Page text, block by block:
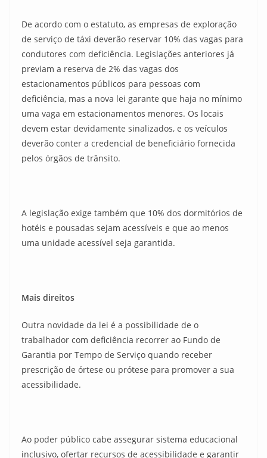
De acordo com o estatuto, as empresas de exploração
de serviço de táxi deverão reservar 10% das vagas para
condutores com deficiência. Legislações anteriores já
previam a reserva de 2% das vagas dos
estacionamentos públicos para pessoas com
deficiência, mas a nova lei garante que haja no mínimo
uma vaga em estacionamentos menores. Os locais
devem estar devidamente sinalizados, e os veículos
deverão conter a credencial de beneficiário fornecida
pelos órgãos de trânsito.
A legislação exige também que 10% dos dormitórios de
hotéis e pousadas sejam acessíveis e que ao menos
uma unidade acessível seja garantida.
Mais direitos
Outra novidade da lei é a possibilidade de o
trabalhador com deficiência recorrer ao Fundo de
Garantia por Tempo de Serviço quando receber
prescrição de órtese ou prótese para promover a sua
acessibilidade.
Ao poder público cabe assegurar sistema educacional
inclusivo, ofertar recursos de acessibilidade e garantir